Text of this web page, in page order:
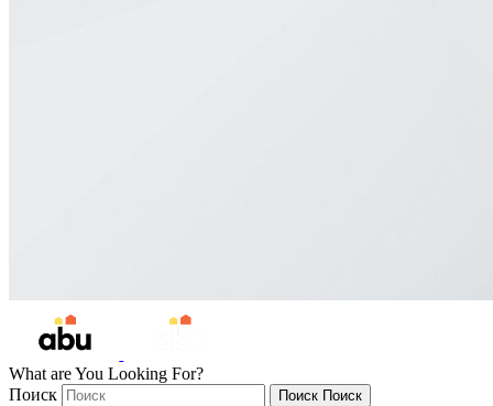
What are You Looking For?
Поиск
Поиск Поиск